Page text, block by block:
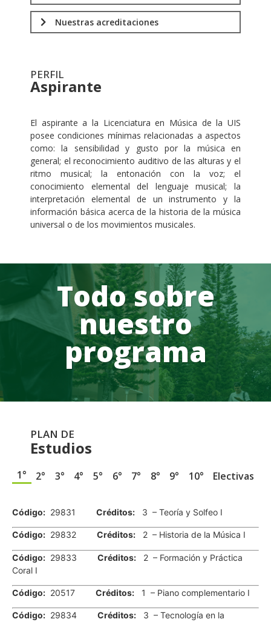
Nuestras acreditaciones
PERFIL
Aspirante
El aspirante a la Licenciatura en Música de la UIS
posee condiciones mínimas relacionadas a aspectos
como: la sensibilidad y gusto por la música en
general; el reconocimiento auditivo de las alturas y el
ritmo musical; la entonación con la voz; el
conocimiento elemental del lenguaje musical; la
interpretación elemental de un instrumento y la
información básica acerca de la historia de la música
universal o de los movimientos musicales.
Todo sobre
nuestro
programa
PLAN DE
Estudios
1° 2° 3° 4° 5° 6° 7° 8° 9° 10° Electivas
Código: 29831 Créditos: 3 – Teoría y Solfeo I
Código: 29832 Créditos: 2 – Historia de la Música I
Código: 29833 Créditos: 2 – Formación y Práctica
Coral I
Código: 20517 Créditos: 1 – Piano complementario I
Código: 29834 Créditos: 3 – Tecnología en la